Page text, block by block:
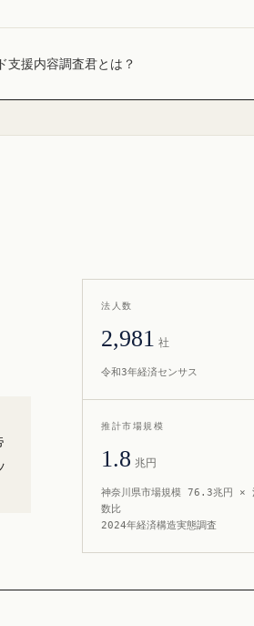
支援内容調査君とは？
法人数
2,981 社
令和3年経済センサス
推計市場規模
1.8 兆円
神奈川県市場規模 76.3兆円 ×
数比
2024年経済構造実態調査